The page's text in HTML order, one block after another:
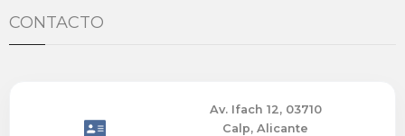
CONTACTO
Av. Ifach 12, 03710
Calp, Alicante